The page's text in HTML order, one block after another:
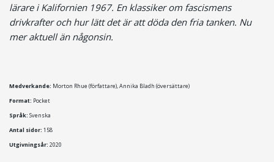
lärare i Kalifornien 1967. En klassiker om fascismens
drivkrafter och hur lätt det är att döda den fria tanken. Nu
mer aktuell än någonsin.
Medverkande: Morton Rhue (författare), Annika Bladh (översättare)
Format: Pocket
Språk: Svenska
Antal sidor: 158
Utgivningsår: 2020